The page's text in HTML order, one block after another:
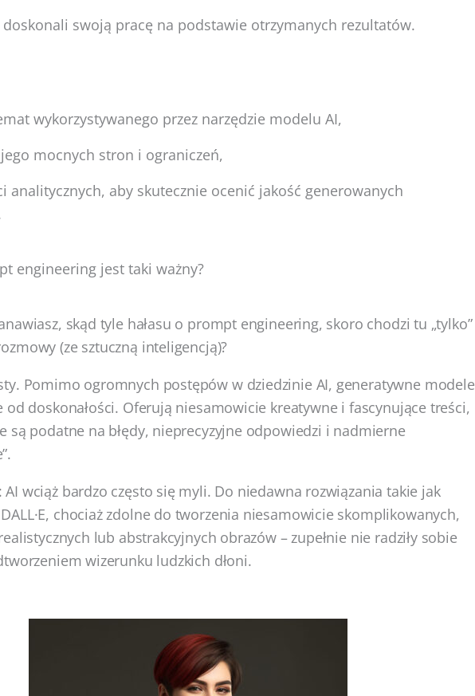
swoją pracę na podstawie otrzymanych rezultatów.
wykorzystywanego przez narzędzie modelu AI,
mocnych stron i ograniczeń,
analitycznych, aby skutecznie ocenić jakość generowanych
engineering jest taki ważny?
skąd tyle hałasu o prompt engineering, skoro chodzi tu „tylko”
(ze sztuczną inteligencją)?
Pomimo ogromnych postępów w dziedzinie AI, generatywne modele
od doskonałości. Oferują niesamowicie kreatywne i fascynujące treści,
są podatne na błędy, nieprecyzyjne odpowiedzi i nadmierne
wciąż bardzo często się myli. Do niedawna rozwiązania takie jak
chociaż zdolne do tworzenia niesamowicie skomplikowanych,
lub abstrakcyjnych obrazów – zupełnie nie radziły sobie
wizerunku ludzkich dłoni.